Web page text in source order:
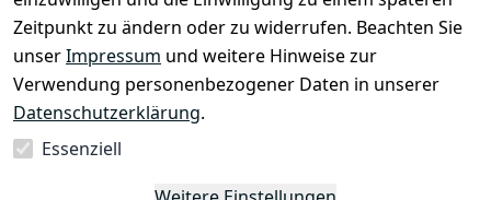
Zeitpunkt zu ändern oder zu widerrufen. Beachten Sie
unserImpressum und weitere Hinweise zur
Verwendung personenbezogener Daten in unserer
Datenschutzerklärung.
Essenziell
Unter den
Weingärten 42
63546
Hammersbach